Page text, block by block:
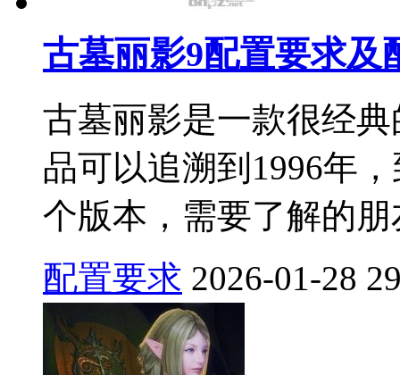
古墓丽影9配置要求及
古墓丽影是一款很经
品可以追溯到1996年
个版本，需要了解的
配置要求 2026-01-28